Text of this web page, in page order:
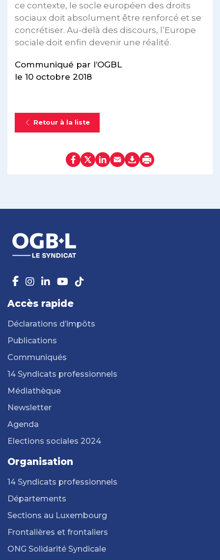
ce contexte, le socle européen des droits
sociaux doit absolument être renforcé et se
concrétiser. Au-delà des discours, l’Europe
sociale doit enfin devenir une réalité.
Communiqué par l’OGBL
le 10 octobre 2018
Retour à la liste
Accès rapide
Déclarations d’impôts
Publications
Communiqués
14 Syndicats professionnels
Médiathèque
Newsletter
Agenda
Elections sociales 2024
Organisation
14 Syndicats professionnels
Départements
Sections au Luxembourg
Frontalières et frontaliers
ONG Solidarité Syndicale